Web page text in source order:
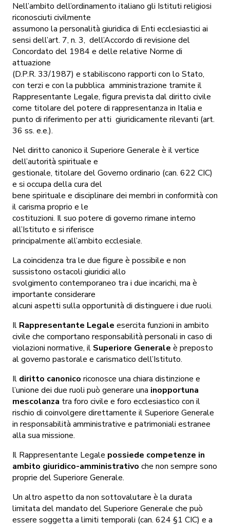
Nell’ambito dell’ordinamento italiano gli Istituti religiosi
riconosciuti civilmente
assumono la personalità giuridica di Enti ecclesiastici ai
sensi dell’art. 7, n. 3, dell’Accordo di revisione del
Concordato del 1984 e delle relative Norme di
attuazione
(D.P.R. 33/1987) e stabiliscono rapporti con lo Stato,
con terzi e con la pubblica amministrazione tramite il
Rappresentante Legale, figura prevista dal diritto civile
come titolare del potere di rappresentanza in Italia e
punto di riferimento per atti giuridicamente rilevanti (art.
36 ss. e.e.).
Nel diritto canonico il Superiore Generale è il vertice
dell’autorità spirituale e
gestionale, titolare del Governo ordinario (can. 622 CIC)
e si occupa della cura del
bene spirituale e disciplinare dei membri in conformità con
il carisma proprio e le
costituzioni. Il suo potere di governo rimane interno
all’Istituto e si riferisce
principalmente all’ambito ecclesiale.
La coincidenza tra le due figure è possibile e non
sussistono ostacoli giuridici allo
svolgimento contemporaneo tra i due incarichi, ma è
importante considerare
alcuni aspetti sulla opportunità di distinguere i due ruoli.
Il Rappresentante Legale esercita funzioni in ambito
civile che comportano responsabilità personali in caso di
violazioni normative, il Superiore Generale è preposto
al governo pastorale e carismatico dell’Istituto.
Il diritto canonico riconosce una chiara distinzione e
l’unione dei due ruoli può generare una inopportuna
mescolanza tra foro civile e foro ecclesiastico con il
rischio di coinvolgere direttamente il Superiore Generale
in responsabilità amministrative e patrimoniali estranee
alla sua missione.
Il Rappresentante Legale possiede competenze in
ambito giuridico-amministrativo che non sempre sono
proprie del Superiore Generale.
Un altro aspetto da non sottovalutare è la durata
limitata del mandato del Superiore Generale che può
essere soggetta a limiti temporali (can. 624 §1 CIC) e a